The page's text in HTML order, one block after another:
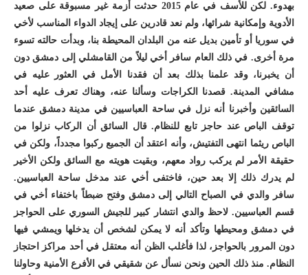
بهدوء. لكن للأسف في عام 2015 حدثت أزمة غير مسبوقة على صعيد
الأدوية وإمكانية شرائها، ولم نعد قادرين على إيجاد الدواء المناسب لأخي
في سوريا أو تأمين بديل عنه من البلدان المحيطة بنا، وبدأت حالته تسوء
مرة أخرى. في ذلك العام سافر أخي ليلاً من القامشلي إلى دمشق دون
أن يخبرنا، وقد علمنا بذلك بعد أن فقدنا الأمل في العثور عليه في
مشافي المدينة. قصدنا الكراجات وسألنا عنه، وهناك تعرف عليه أحد
السائقين وأخبرنا أنه نزل في ساحة العباسيين في مدينة دمشق عندما
توقف الباص عند حاجز تابع للنظام. قال السائق أن الركاب نزلوا من
الباص ريثما انتهى التفتيش، وأنه اعتقد أن الجميع ركبوا مجدداً، ولكن في
حقيقة الأمر لم يركب رواد معهم، وبقيت هويته مع السائق ولكن الأخير
لم يدرك ذلك إلا بعد حين، فاختفى أخي عند مدخل ساحة العباسيين.
سافر والدي في الصباح التالي إلى دمشق وفتح ضبطاً باختفاء أخي في
قسم العباسيين. لاحظ والدي انتشار كبير للجيش السوري على الحواجز
في دمشق ومحيطها وتأكد أنه لا يمكن لشخص أن يدخلها ويمشي فيها
دون المرور بالحواجز، لذا فأغلب الظن أنه معتقل في أحد مراكز احتجاز
النظام. منذ ذلك الحين ونحن نسأل عن شقيقي في الأفرع الأمنية وحاولنا